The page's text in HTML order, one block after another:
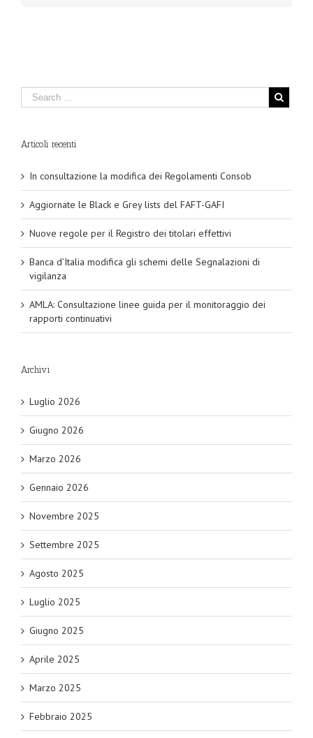
Articoli recenti
In consultazione la modifica dei Regolamenti Consob
Aggiornate le Black e Grey lists del FAFT-GAFI
Nuove regole per il Registro dei titolari effettivi
Banca d’Italia modifica gli schemi delle Segnalazioni di
vigilanza
AMLA: Consultazione linee guida per il monitoraggio dei
rapporti continuativi
Archivi
Luglio 2026
Giugno 2026
Marzo 2026
Gennaio 2026
Novembre 2025
Settembre 2025
Agosto 2025
Luglio 2025
Giugno 2025
Aprile 2025
Marzo 2025
Febbraio 2025